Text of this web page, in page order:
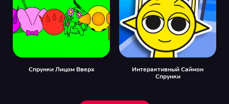
Спрунки Лицом Вверх
Интерактивный Саймон
Спрунки